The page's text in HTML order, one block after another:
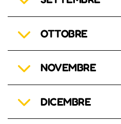
OTTOBRE
NOVEMBRE
DICEMBRE